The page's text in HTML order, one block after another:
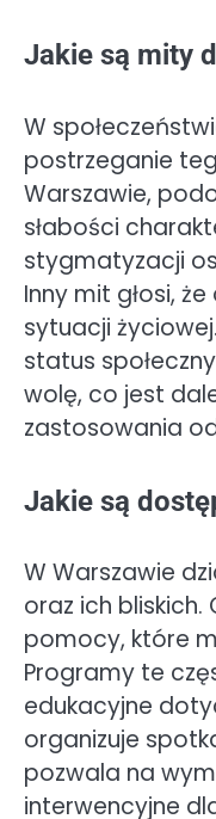
Jakie są mity
W
postrzeganie
Warszawie,
słabości
stygmatyzacji
Inny mit głosi,
sytuacji
status
wolę, co jest
zastosowania
Jakie są
W Warszawie
oraz ich
pomocy, które
Programy te
edukacyjne
organizuje
pozwala na
interwencyjne